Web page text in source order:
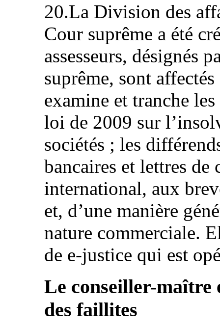
20.La Division des
Cour suprême a été
assesseurs, désignés
suprême, sont
examine et tranche
loi de 2009 sur
sociétés ; les
bancaires et lettres de
international, aux
et, d’une manière
nature commerciale.
de e-justice qui est
Le conseiller-
des faillites